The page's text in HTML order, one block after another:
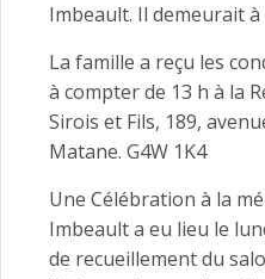
Imbeault. Il demeurait à
La famille a reçu les
à compter de 13 h à la
Sirois et Fils, 189,
Matane. G4W 1K4
Une Célébration à la
Imbeault a eu lieu le
de recueillement du